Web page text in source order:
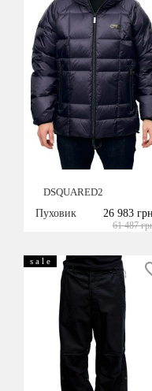
DSQUARED2
Пуховик
26 983
61 487
s a l e